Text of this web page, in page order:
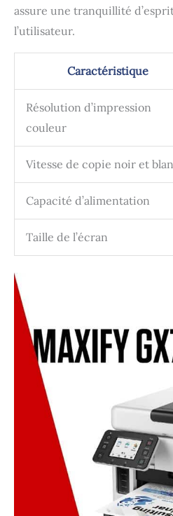
assure une tranquillité
l’utilisateur.
Caractéristique
Résolution d’impression
couleur
Vitesse de copie noir et
Capacité d’alimentation
Taille de l’écran